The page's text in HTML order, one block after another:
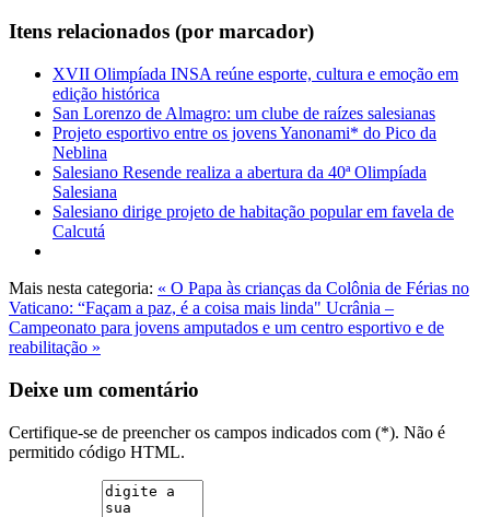
Itens relacionados (por marcador)
XVII Olimpíada INSA reúne esporte, cultura e emoção em
edição histórica
San Lorenzo de Almagro: um clube de raízes salesianas
Projeto esportivo entre os jovens Yanonami* do Pico da
Neblina
Salesiano Resende realiza a abertura da 40ª Olimpíada
Salesiana
Salesiano dirige projeto de habitação popular em favela de
Calcutá
Mais nesta categoria: « O Papa às crianças da Colônia de Férias no
Vaticano: “Façam a paz, é a coisa mais linda" Ucrânia –
Campeonato para jovens amputados e um centro esportivo e de
reabilitação »
Deixe um comentário
Certifique-se de preencher os campos indicados com (*). Não é
permitido código HTML.